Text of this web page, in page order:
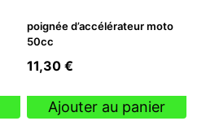
poignée d’accélérateur moto
50cc
11,30 €
Ajouter au panier